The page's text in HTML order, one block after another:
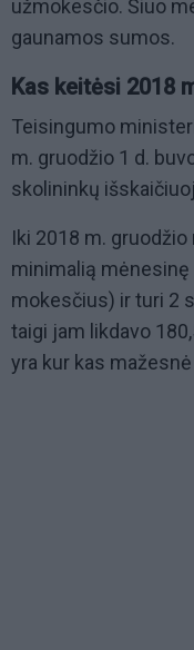
užmokesčio. Šiuo
gaunamos sumos.
Kas keitėsi 2018
Teisingumo
m. gruodžio 1 d.
skolininkų
Iki 2018 m.
minimalią mėnesinę
mokesčius) ir turi 2
taigi jam likdavo
yra kur kas